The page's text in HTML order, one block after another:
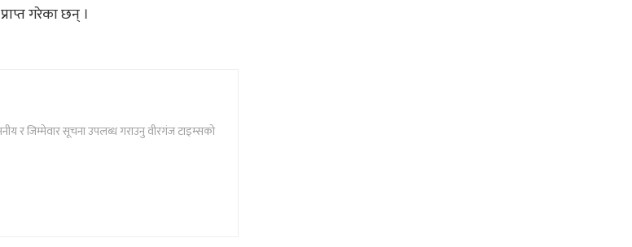
गरेका छन् ।
र जिम्मेवार सूचना उपलब्ध गराउनु वीरगंज टाइम्सको